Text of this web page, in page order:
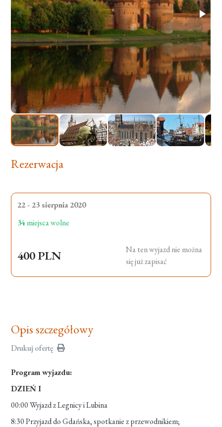
Rezerwacja
22 - 23 sierpnia 2020
34miejsca wolne
400 PLN
Na ten wyjazd nie można
się już zapisać
Opis szczegółowy
Drukuj ofertę
Program wyjazdu:
DZIEŃ I
00:00 Wyjazd z Legnicy i Lubina
8:30 Przyjazd do Gdańska, spotkanie z przewodnikiem;